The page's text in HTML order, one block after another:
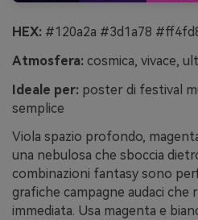
HEX: #120a2a #3d1a78
Atmosfera: cosmica, vivace,
Ideale per: poster di festival
semplice
Viola spazio profondo,
una nebulosa che sboccia
combinazioni fantasy sono
grafiche campagne audaci che
immediata. Usa magenta e